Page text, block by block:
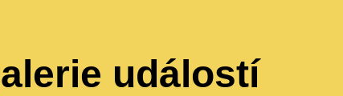
událostí